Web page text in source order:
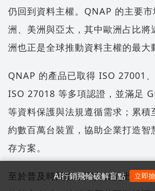
仍回到資料主權。QNAP 的主要
洲、美洲與亞太，其中歐洲占比將
洲也正是全球推動資料主權的最大
QNAP 的產品已取得 ISO 27001
ISO 27018 等多項認證，並滿足
等資料保護與法規遵循需求；累積
約數百萬台裝置，協助企業打造智
存方案。
至於普及時間點，劉文義提出一個
AI行銷飛輪破解盲點 立即